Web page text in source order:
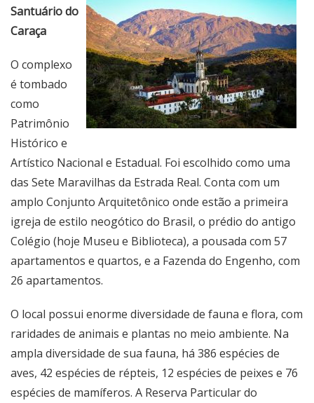
Santuário do
Caraça
O complexo
é tombado
como
Patrimônio
Histórico e
Artístico Nacional e Estadual. Foi escolhido como uma
das Sete Maravilhas da Estrada Real. Conta com um
amplo Conjunto Arquitetônico onde estão a primeira
igreja de estilo neogótico do Brasil, o prédio do antigo
Colégio (hoje Museu e Biblioteca), a pousada com 57
apartamentos e quartos, e a Fazenda do Engenho, com
26 apartamentos.
O local possui enorme diversidade de fauna e flora, com
raridades de animais e plantas no meio ambiente. Na
ampla diversidade de sua fauna, há 386 espécies de
aves, 42 espécies de répteis, 12 espécies de peixes e 76
espécies de mamíferos. A Reserva Particular do